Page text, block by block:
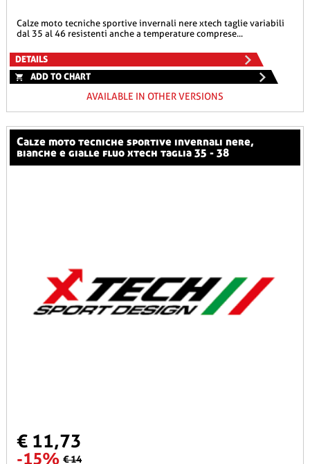
calze moto tecniche sportive invernali nere xtech taglie variabili
dal 35 al 46 resistenti anche a temperature comprese...
DETAILS
ADD TO CHART
AVAILABLE IN OTHER VERSIONS
calze moto tecniche sportive invernali nere,
bianche e gialle fluo xtech taglia 35 - 38
€ 11,73
-15% € 14